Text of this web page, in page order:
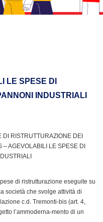
LE SPESE DI
INDUSTRIALI
DI RISTRUTTURAZIONE DEI
– AGEVOLABILI LE SPESE DI
di ristrutturazione eseguite su
società che svolge attività di
c.d. Tremonti-bis (art. 4,
l’ammoderna-mento di un